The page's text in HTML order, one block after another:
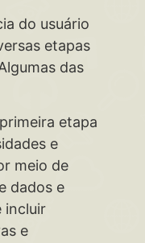
do usuário
etapas
das
etapa
e
meio de
dados e
incluir
e